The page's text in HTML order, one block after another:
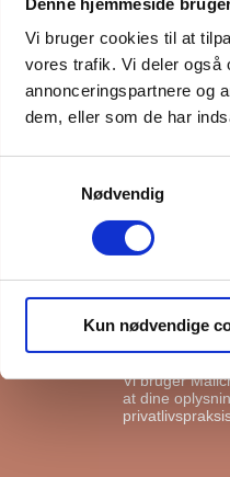
Vi bruger cookies til at
vores trafik. Vi deler også
annonceringspartnere og
dem, eller som de har
Nødvendig
Kun nødvendige
Ejerboliger
FB Gruppen
kan gøre det,
I må
Vi bruger
at dine